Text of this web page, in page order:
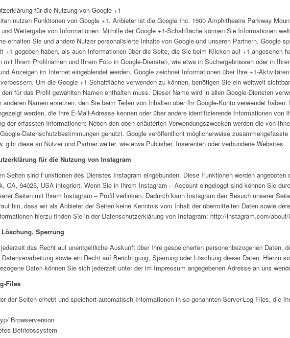
für die Nutzung von Google +1
nutzen Funktionen von Google +1. Anbieter ist die Google Inc. 1600 Amphitheatre Parkway
Weitergabe von Informationen: Mithilfe der Google +1-Schaltfläche können Sie Informationen
erhalten Sie und andere Nutzer personalisierte Inhalte von Google und unseren Partnern. Google
+1 gegeben haben, als auch Informationen über die Seite, die Sie beim Klicken auf +1 angesehen
mit Ihrem Profilnamen und Ihrem Foto in Google-Diensten, wie etwa in Suchergebnissen oder in
Anzeigen im Internet eingeblendet werden. Google zeichnet Informationen über Ihre +1-
Um die Google +1-Schaltfläche verwenden zu können, benötigen Sie ein weltweit
für das Profil gewählten Namen enthalten muss. Dieser Name wird in allen Google-Diensten
anderen Namen ersetzen, den Sie beim Teilen von Inhalten über Ihr Google-Konto verwendet
werden, die Ihre E-Mail-Adresse kennen oder über andere identifizierende Informationen von
der erfassten Informationen: Neben den oben erläuterten Verwendungszwecken werden die von
Datenschutzbestimmungen genutzt. Google veröffentlicht möglicherweise
gibt diese an Nutzer und Partner weiter, wie etwa Publisher, Inserenten oder verbundene Websites.
für die Nutzung von Instagram
Seiten sind Funktionen des Dienstes Instagram eingebunden. Diese Funktionen werden
CA, 94025, USA integriert. Wenn Sie in Ihrem Instagram – Account eingeloggt sind können Sie
Seiten mit Ihrem Instagram – Profil verlinken. Dadurch kann Instagram den Besuch unserer
hin, dass wir als Anbieter der Seiten keine Kenntnis vom Inhalt der übermittelten Daten sowie
hierzu finden Sie in der Datenschutzerklärung von Instagram: http://instagram.com/
Sperrung
das Recht auf unentgeltliche Auskunft über Ihre gespeicherten personenbezogenen Daten,
sowie ein Recht auf Berichtigung, Sperrung oder Löschung dieser Daten. Hierzu
Daten können Sie sich jederzeit unter der im Impressum angegebenen Adresse an uns
Files
der Seiten erhebt und speichert automatisch Informationen in so genannten Server-Log Files, die
Browserversion
Betriebssystem